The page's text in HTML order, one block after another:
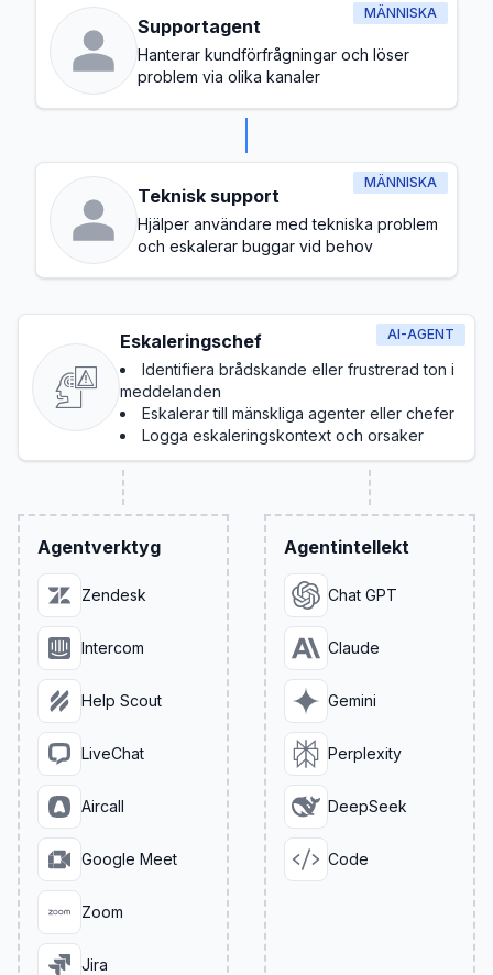
MÄNNISKA
Supportagent
Hanterar kundförfrågningar och löser
problem via olika kanaler
MÄNNISKA
Teknisk support
Hjälper användare med tekniska problem
och eskalerar buggar vid behov
AI-AGENT
Eskaleringschef
Identifiera brådskande eller frustrerad ton i
meddelanden
Eskalerar till mänskliga agenter eller chefer
Logga eskaleringskontext och orsaker
Agentverktyg
Zendesk
Intercom
Help Scout
LiveChat
Aircall
Google Meet
Zoom
Jira
Agentintellekt
Chat GPT
Claude
Gemini
Perplexity
DeepSeek
Code